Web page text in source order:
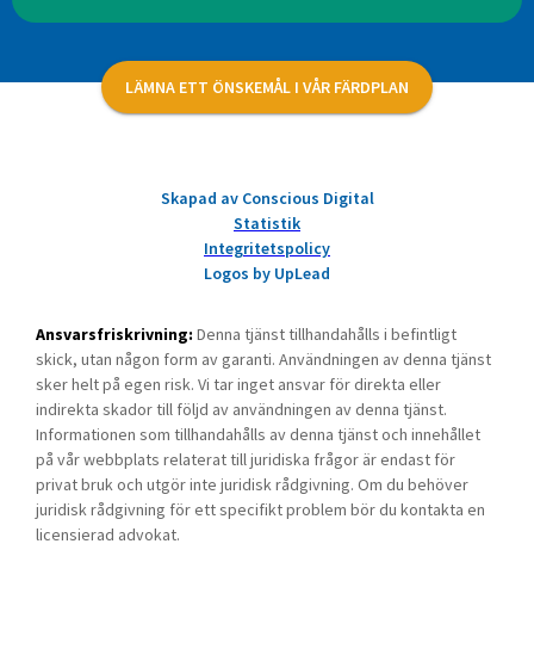
LÄMNA ETT ÖNSKEMÅL I VÅR FÄRDPLAN
Skapad av Conscious Digital
Statistik
Integritetspolicy
Logos by UpLead
Ansvarsfriskrivning: Denna tjänst tillhandahålls i befintligt
skick, utan någon form av garanti. Användningen av denna tjänst
sker helt på egen risk. Vi tar inget ansvar för direkta eller
indirekta skador till följd av användningen av denna tjänst.
Informationen som tillhandahålls av denna tjänst och innehållet
på vår webbplats relaterat till juridiska frågor är endast för
privat bruk och utgör inte juridisk rådgivning. Om du behöver
juridisk rådgivning för ett specifikt problem bör du kontakta en
licensierad advokat.